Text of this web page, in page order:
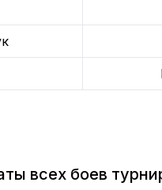
всех боев